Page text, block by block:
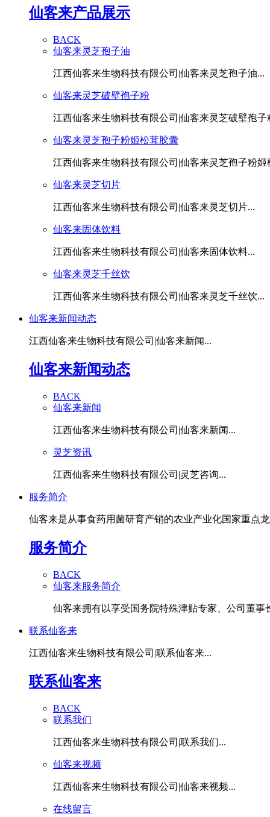
仙客来产品展示
BACK
仙客来灵芝孢子油
江西仙客来生物科技有限公司|仙客来灵芝孢子油...
仙客来灵芝破壁孢子粉
江西仙客来生物科技有限公司|仙客来灵芝破壁孢子
仙客来灵芝孢子粉姬松茸胶囊
江西仙客来生物科技有限公司|仙客来灵芝孢子粉姬
仙客来灵芝切片
江西仙客来生物科技有限公司|仙客来灵芝切片...
仙客来固体饮料
江西仙客来生物科技有限公司|仙客来固体饮料...
仙客来灵芝千丝饮
江西仙客来生物科技有限公司|仙客来灵芝千丝饮...
仙客来新闻动态
江西仙客来生物科技有限公司|仙客来新闻...
仙客来新闻动态
BACK
仙客来新闻
江西仙客来生物科技有限公司|仙客来新闻...
灵芝资讯
江西仙客来生物科技有限公司|灵芝咨询...
服务简介
仙客来是从事食药用菌研育产销的农业产业化国家重点
服务简介
BACK
仙客来服务简介
仙客来拥有以享受国务院特殊津贴专家、公司董事
联系仙客来
江西仙客来生物科技有限公司|联系仙客来...
联系仙客来
BACK
联系我们
江西仙客来生物科技有限公司|联系我们...
仙客来视频
江西仙客来生物科技有限公司|仙客来视频...
在线留言